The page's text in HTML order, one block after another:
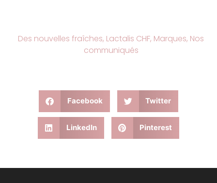
Des nouvelles fraîches, Lactalis CHF, Marques, Nos
communiqués
Facebook Twitter
LinkedIn Pinterest